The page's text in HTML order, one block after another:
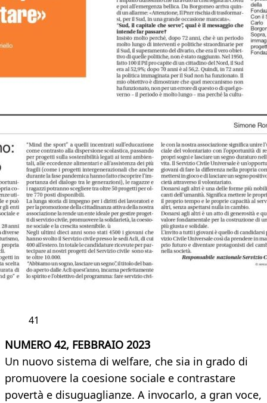
41
NUMERO 42, FEBBRAIO 2023
Un nuovo sistema di welfare, che sia in grado di
promuovere la coesione sociale e contrastare
povertà e disuguaglianze. A invocarlo, a gran voce,